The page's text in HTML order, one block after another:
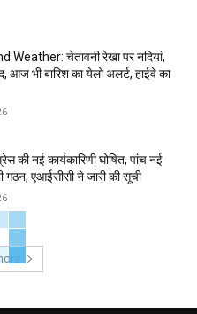
Weather: चेतावनी रेखा पर नदियां,
भी बारिश का येलो अलर्ट, हाईवे का
की नई कार्यकारिणी घोषित, पांच नई
गठन, एआईसीसी ने जारी की सूची